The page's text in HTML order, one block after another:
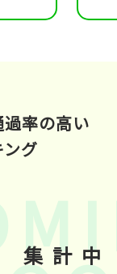
率の高い
グ
集計中